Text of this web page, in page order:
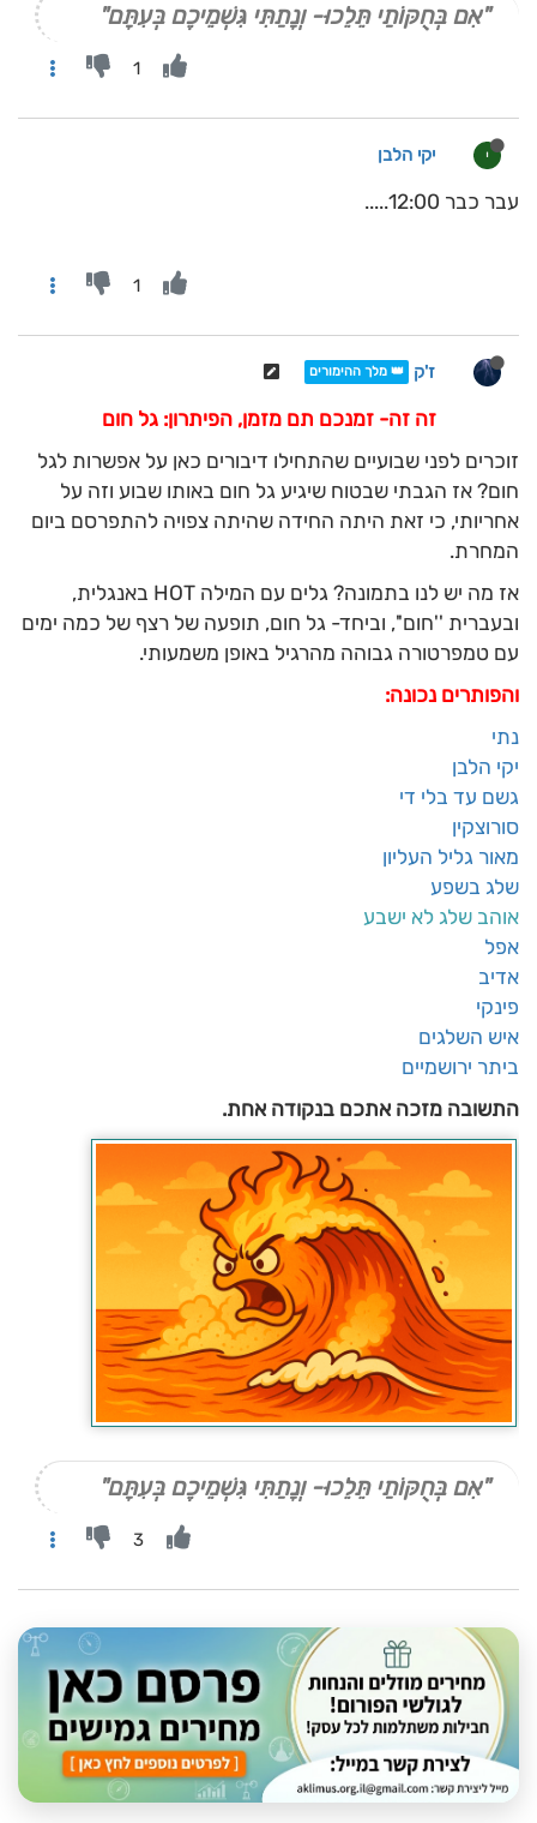
"אִם בְּחֻקּוֹתַי תֵּלֵכוּ- וְנָתַתִּי גִּשְׁמֵיכֶם בְּעִתָּם"
1
י יקי הלבן
עבר כבר 12:00.....
1
ז'ק 👑 מלך ההימורים
זה זה- זמנכם תם מזמן, הפיתרון: גל חום
זוכרים לפני שבועיים שהתחילו דיבורים כאן על אפשרות לגל
חום? אז הגבתי שבטוח שיגיע גל חום באותו שבוע וזה על
אחריותי, כי זאת היתה החידה שהיתה צפויה להתפרסם ביום
המחרת.
אז מה יש לנו בתמונה? גלים עם המילה HOT באנגלית,
ובעברית ''חום'', וביחד- גל חום, תופעה של רצף של כמה ימים
עם טמפרטורה גבוהה מהרגיל באופן משמעותי.
והפותרים נכונה:
נתי
יקי הלבן
גשם עד בלי די
סורוצקין
מאור גליל העליון
שלג בשפע
אוהב שלג לא ישבע
אפל
אדיב
פינקי
איש השלגים
ביתר ירושמיים
התשובה מזכה אתכם בנקודה אחת.
"אִם בְּחֻקּוֹתַי תֵּלֵכוּ- וְנָתַתִּי גִּשְׁמֵיכֶם בְּעִתָּם"
3